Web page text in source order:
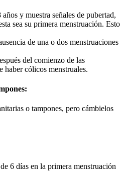
y muestra señales de pubertad,
sea su primera menstruación. Esto
de una o dos menstruaciones
del comienzo de las
haber cólicos menstruales.
o tampones, pero cámbielos
6 días en la primera menstruación